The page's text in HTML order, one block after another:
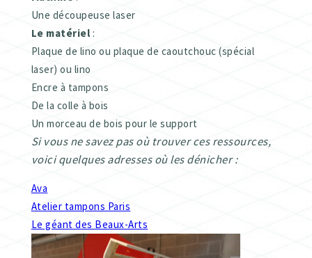
Une découpeuse laser
Le matériel :
Plaque de lino ou plaque de caoutchouc (spécial
laser) ou lino
Encre à tampons
De la colle à bois
Un morceau de bois pour le support
Si vous ne savez pas où trouver ces ressources,
voici quelques adresses où les dénicher :
Ava
Atelier tampons Paris
Le géant des Beaux-Arts